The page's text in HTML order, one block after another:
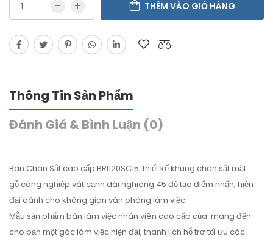
THÊM VÀO GIỎ HÀNG
Thông Tin Sản Phẩm
Đánh Giá & Bình Luận (0)
Bàn Chân Sắt cao cấp BRI120SC15 thiết kế khung chân sắt mặt
gỗ công nghiệp vát cạnh dài nghiêng 45 độ tạo điểm nhấn, hiện
đại dành cho không gian văn phòng làm việc.
Mẫu sản phẩm bàn làm việc nhân viên cao cấp của mang đến
cho bạn một góc làm việc hiện đại, thanh lịch hỗ trợ tối ưu các